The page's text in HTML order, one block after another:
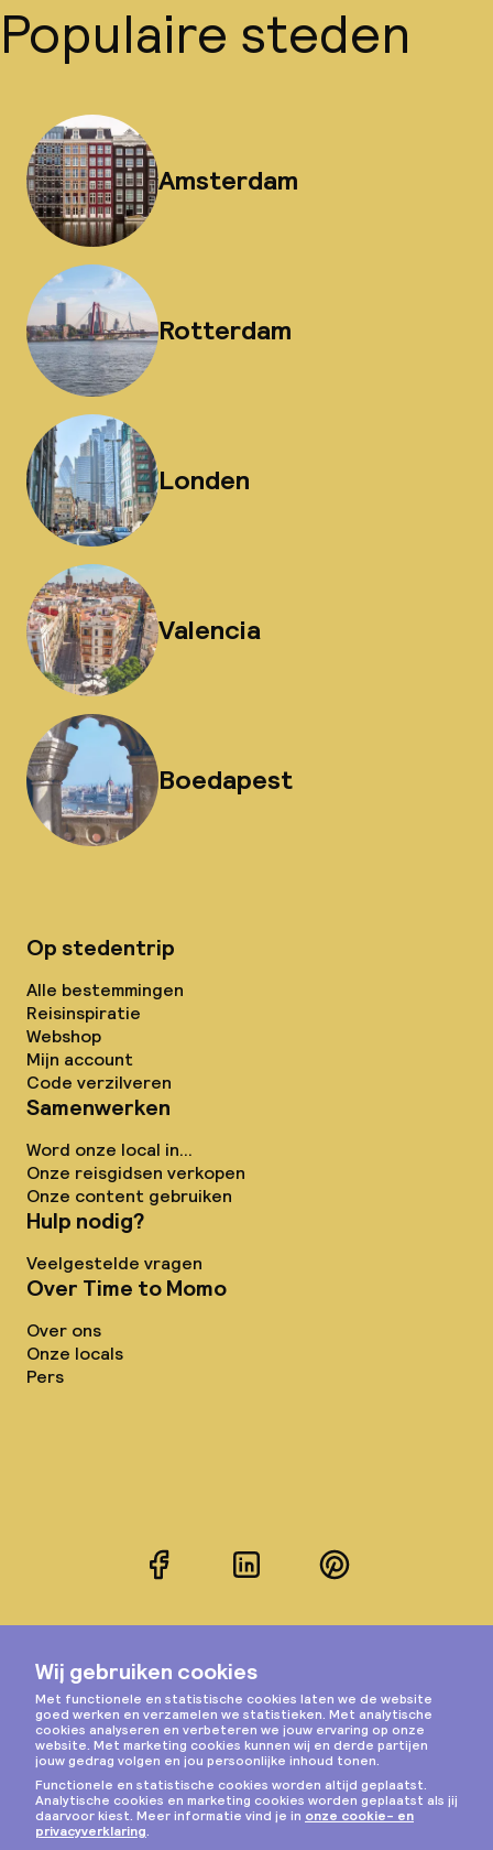
Populaire steden
Amsterdam
Rotterdam
Londen
Valencia
Boedapest
Op stedentrip
Alle bestemmingen
Reisinspiratie
Webshop
Mijn account
Code verzilveren
Samenwerken
Word onze local in...
Onze reisgidsen verkopen
Onze content gebruiken
Hulp nodig?
Veelgestelde vragen
Over Time to Momo
Over ons
Onze locals
Pers
FacebookLinkedInPinterest
Instagram